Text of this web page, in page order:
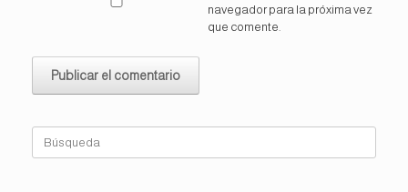
navegador para la próxima vez
que comente.